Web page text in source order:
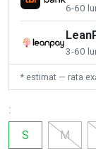
6-60
3-60
* estimat — rata
:
S
M